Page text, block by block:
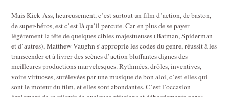
Mais Kick-Ass, heureusement, c’est surtout un film d’action, de baston,
de super-héros, est c’est là qu’il percute. Car en plus de se payer
légèrement la tête de quelques cibles majestueuses (Batman, Spiderman
et d’autres), Matthew Vaughn s’approprie les codes du genre, réussit à les
transcender et à livrer des scènes d’action bluffantes dignes des
meilleures productions marvelesques. Rythmées, drôles, inventives,
voire virtuoses, surélevées par une musique de bon aloi, c’est elles qui
sont le moteur du film, et elles sont abondantes. C’est l’occasion